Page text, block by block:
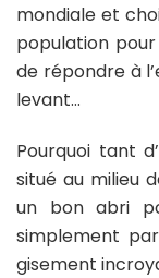
mondiale et
population
de répondre à
levant…
Pourquoi tant
situé au milieu
un bon abri
simplement
gisement